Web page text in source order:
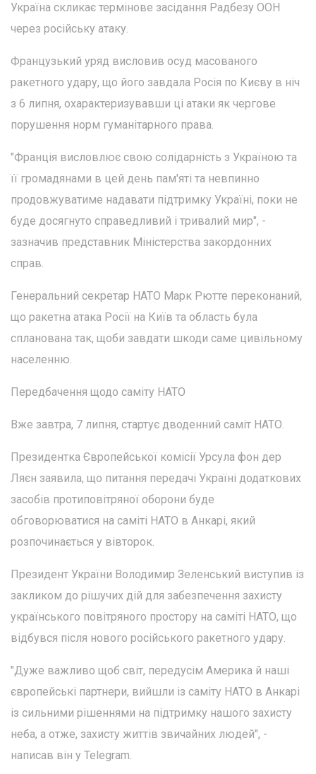
Україна скликає термінове засідання Радбезу ООН
через російську атаку.
Французький уряд висловив осуд масованого
ракетного удару, що його завдала Росія по Києву в ніч
з 6 липня, охарактеризувавши ці атаки як чергове
порушення норм гуманітарного права.
"Франція висловлює свою солідарність з Україною та
її громадянами в цей день пам'яті та невпинно
продовжуватиме надавати підтримку Україні, поки не
буде досягнуто справедливий і тривалий мир", -
зазначив представник Міністерства закордонних
справ.
Генеральний секретар НАТО Марк Рютте переконаний,
що ракетна атака Росії на Київ та область була
спланована так, щоби завдати шкоди саме цивільному
населенню.
Передбачення щодо саміту НАТО
Вже завтра, 7 липня, стартує дводенний саміт НАТО.
Президентка Європейської комісії Урсула фон дер
Ляєн заявила, що питання передачі Україні додаткових
засобів протиповітряної оборони буде
обговорюватися на саміті НАТО в Анкарі, який
розпочинається у вівторок.
Президент України Володимир Зеленський виступив із
закликом до рішучих дій для забезпечення захисту
українського повітряного простору на саміті НАТО, що
відбувся після нового російського ракетного удару.
"Дуже важливо щоб світ, передусім Америка й наші
європейські партнери, вийшли із саміту НАТО в Анкарі
із сильними рішеннями на підтримку нашого захисту
неба, а отже, захисту життів звичайних людей", -
написав він у Telegram.